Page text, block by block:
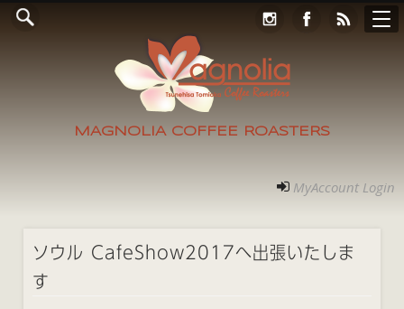
MAGNOLIA COFFEE ROASTERS
ホーム
ご案内
Online Store
フォト
アクセス
コンタクト
RECRUIT
MyAccount Login
MyAccount Login
ソウル CafeShow2017へ出張いたしま
す